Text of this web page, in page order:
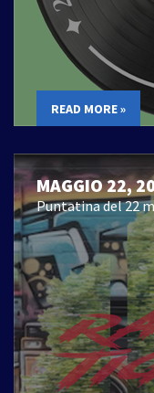
READ MORE »
MAGGIO 22,
Puntatina del 22